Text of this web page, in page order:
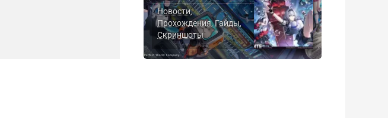
Новости,
Прохождения,Гайды,
Скриншоты